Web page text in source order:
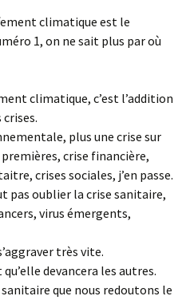
climatique est le
1, on ne sait plus par où
climatique, c’est l’addition
plus une crise sur
crise financière,
crises sociales, j’en passe.
pas oublier la crise sanitaire,
virus émergents,
très vite.
devancera les autres.
sanitaire que nous redoutons le